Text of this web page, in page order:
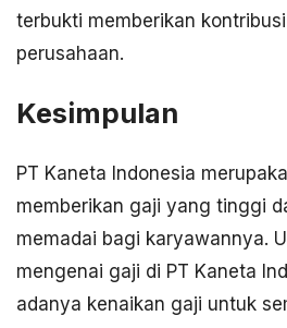
terbukti memberikan
perusahaan.
Kesimpulan
PT Kaneta Indonesia
memberikan gaji yang tinggi
memadai bagi karyawannya.
mengenai gaji di PT Kaneta
adanya kenaikan gaji untuk